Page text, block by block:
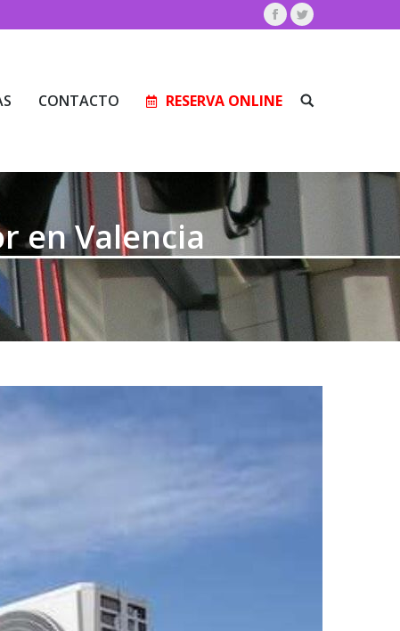
Facebook
Twitter
CONTACTO RESERVA ONLINE Buscar:
en Valencia